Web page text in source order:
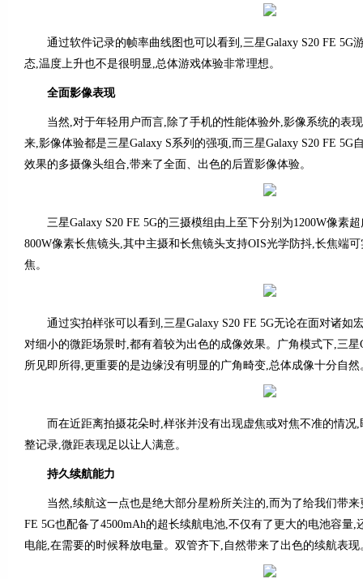
通过软件记录的帧率曲线图也可以看到,三星Galaxy S20 FE 5G
态,温度上升也不是很明显,总体游戏体验非常理想。
全面影像表现
当然,对于年轻用户而言,除了手机的性能体验外,影像系统的表
来,影像体验都是三星Galaxy S系列的强项,而三星Galaxy S20 FE 5G
效果的多摄像头组合,带来了全面、出色的后置影像体验。
三星Galaxy S20 FE 5G的三摄模组由上至下分别为1200W像素超
800W像素长焦镜头,其中主摄和长焦镜头支持OIS光学防抖,长焦端
焦。
通过实拍样张可以看到,三星Galaxy S20 FE 5G无论在面对诸如
对细小的微距场景时,都有着较为出色的成像效果。广角模式下,三星
所见即所得,更重要的是边缘没有明显的广角畸变,总体成像十分自然
而在近距离拍摄花朵时,样张并没有出现虚焦或对焦不准的情况,
整记录,微距表现足以让人满意。
持久续航能力
当然,续航这一点也是绝大部分星粉所关注的,而为了给我们带来
FE 5G也配备了4500mAh的超长续航电池,不仅有了更大的电池容量
电能,在需要的时候释放电量。双管齐下,自然带来了出色的续航表现